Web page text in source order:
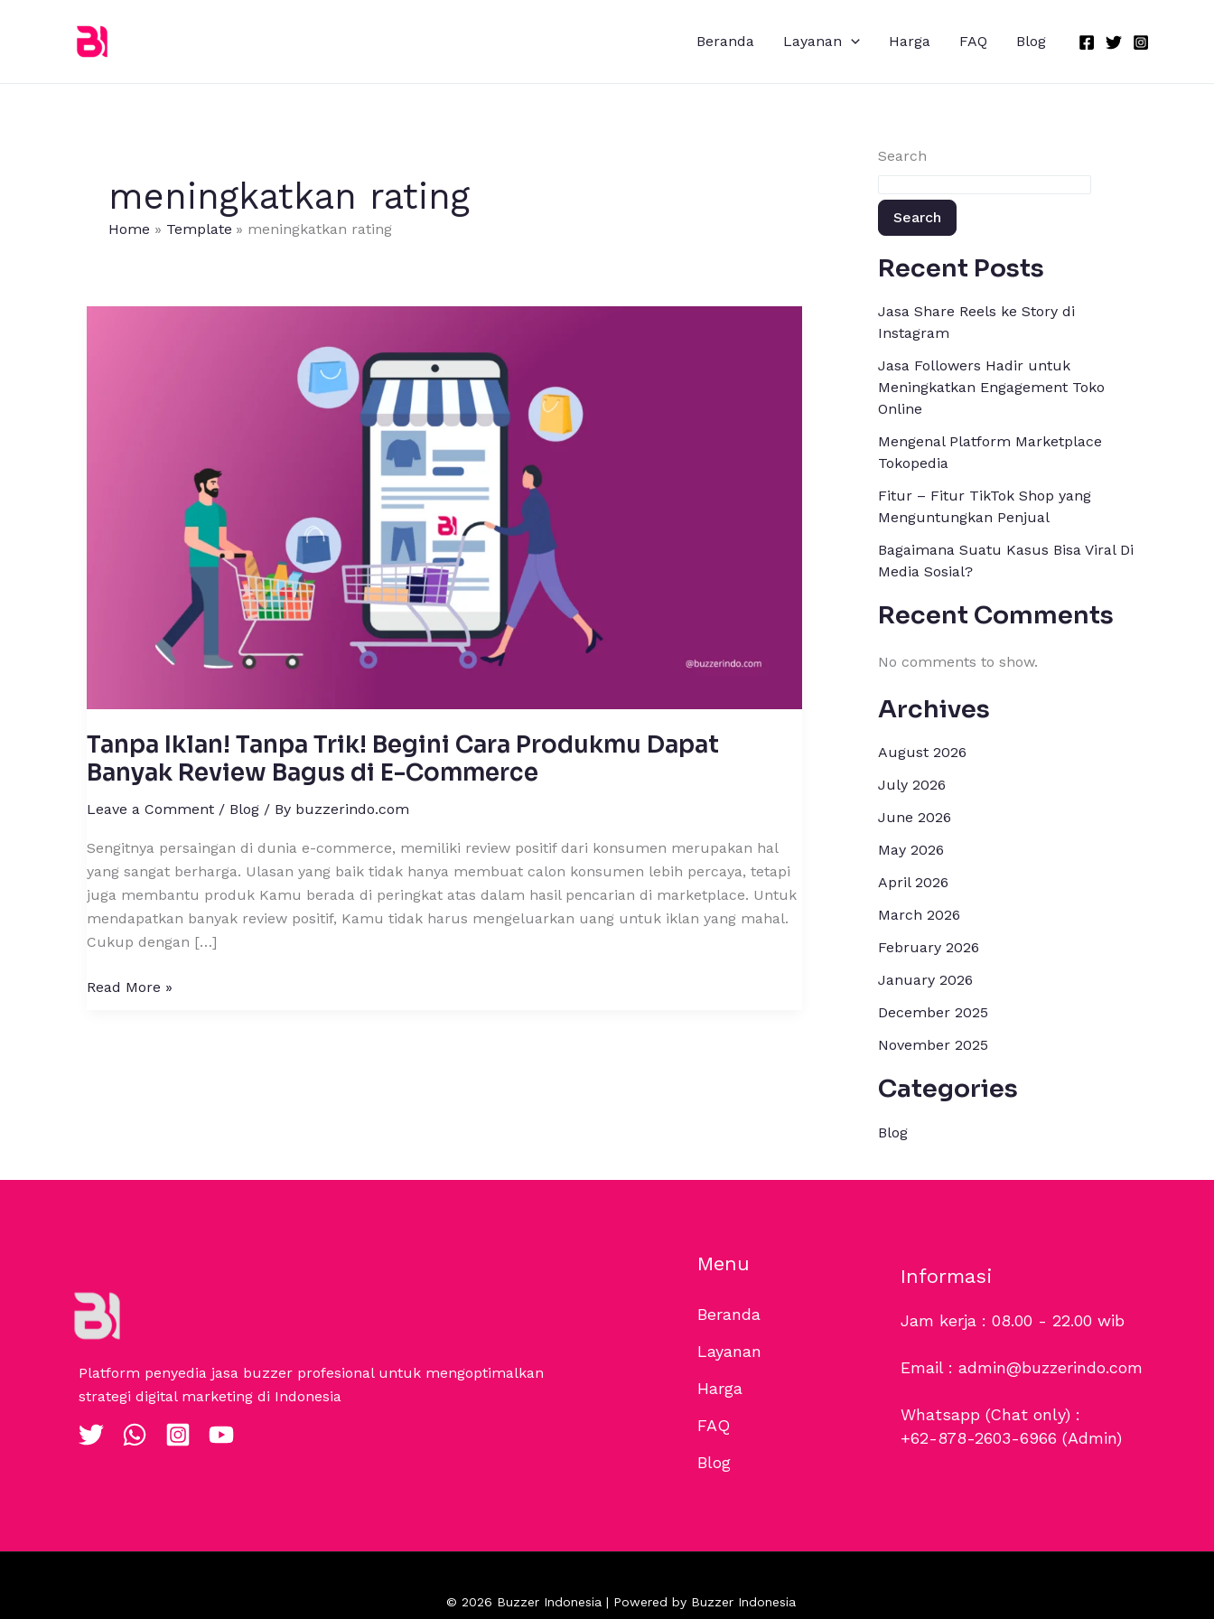
Beranda Layanan Harga FAQ Blog
meningkatkan rating
Home Template meningkatkan rating
Tanpa Iklan! Tanpa Trik! Begini Cara Produkmu Dapat
Banyak Review Bagus di E-Commerce
Leave a Comment / Blog / By buzzerindo.com
Sengitnya persaingan di dunia e-commerce, memiliki review positif dari konsumen merupakan hal
yang sangat berharga. Ulasan yang baik tidak hanya membuat calon konsumen lebih percaya, tetapi
juga membantu produk Kamu berada di peringkat atas dalam hasil pencarian di marketplace. Untuk
mendapatkan banyak review positif, Kamu tidak harus mengeluarkan uang untuk iklan yang mahal.
Cukup dengan […]
Read More »
Search
Search
Recent Posts
Jasa Share Reels ke Story di
Instagram
Jasa Followers Hadir untuk
Meningkatkan Engagement Toko
Online
Mengenal Platform Marketplace
Tokopedia
Fitur – Fitur TikTok Shop yang
Menguntungkan Penjual
Bagaimana Suatu Kasus Bisa Viral Di
Media Sosial?
Recent Comments
No comments to show.
Archives
August 2026
July 2026
June 2026
May 2026
April 2026
March 2026
February 2026
January 2026
December 2025
November 2025
Categories
Blog
Platform penyedia jasa buzzer profesional untuk mengoptimalkan
strategi digital marketing di Indonesia
Menu
Beranda
Layanan
Harga
FAQ
Blog
Informasi
Jam kerja : 08.00 - 22.00 wib
Email : admin@buzzerindo.com
Whatsapp (Chat only) :
+62-878-2603-6966 (Admin)
© 2026 Buzzer Indonesia | Powered by Buzzer Indonesia